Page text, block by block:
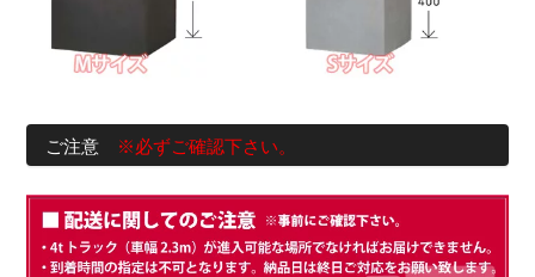
ご注意 ※必ずご確認下さい。